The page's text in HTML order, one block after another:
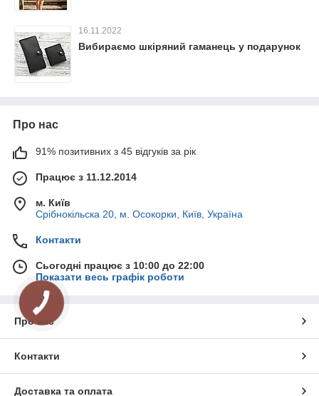
16.11.2022
Вибираємо шкіряний гаманець у подарунок
Про нас
91% позитивних з 45 відгуків за рік
Працює з 11.12.2014
м. Київ
Срібнокільска 20, м. Осокорки, Київ, Україна
Контакти
Сьогодні працює з 10:00 до 22:00
Показати весь графік роботи
Про нас
Контакти
Доставка та оплата